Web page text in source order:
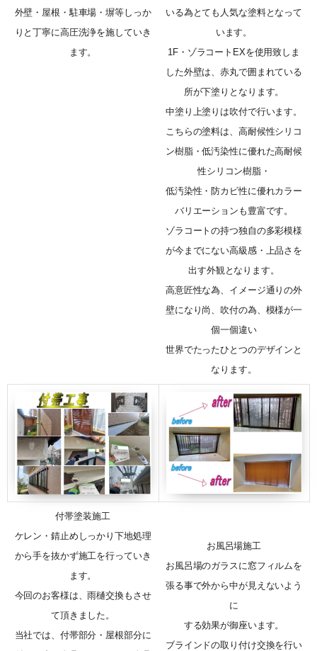
外壁・屋根・駐車場・塀等しっか
りと丁寧に高圧洗浄を施していき
ます。
いる為とても人気な塗料となって
います。
1F・ゾラコートEXを使用致しま
した外壁は、赤丸で囲まれている
所が下塗りとなります。
中塗り上塗りは吹付で行います。
こちらの塗料は、高耐候性シリコ
ン樹脂・低汚染性に優れた高耐候
性シリコン樹脂・
低汚染性・防カビ性に優れカラー
バリエーションも豊富です。
ゾラコートの持つ独自の多彩模様
が今までにない高級感・上品さを
出す外観となります。
高意匠性な為、イメージ通りの外
壁になり尚、吹付の為、模様が一
個一個違い
世界でたったひとつのデザインと
なります。
付帯塗装施工
ケレン・錆止めしっかり下地処理
から手を抜かず施工を行っていき
ます。
今回のお客様は、雨樋交換もさせ
て頂きました。
当社では、付帯部分・屋根部分に
お風呂場施工
お風呂場のガラスに窓フィルムを
張る事で外から中が見えないよう
に
する効果が御座います。
ブラインドの取り付け交換を行い